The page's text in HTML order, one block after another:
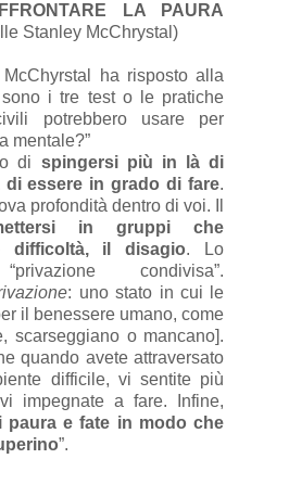
LA PAURA
Stanley McChrystal)
ha risposto alla
sono i tre test o le pratiche
potrebbero usare per
mentale?”
di spingersi più in là di
essere in grado di fare.
profondità dentro di voi. Il
in gruppi che
difficoltà, il disagio. Lo
condivisa”.
: uno stato in cui le
il benessere umano, come
scarseggiano o mancano].
quando avete attraversato
difficile, vi sentite più
impegnate a fare. Infine,
paura e fate in modo che
”.